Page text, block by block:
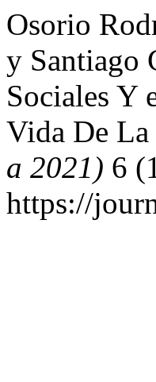
Osorio
y Santiago
Sociales Y
Vida De
a 2021) 6
https://